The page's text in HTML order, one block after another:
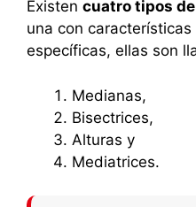
Existen cuatro tipos
una con
específicas, ellas son
Medianas,
Bisectrices,
Alturas y
Mediatrices.